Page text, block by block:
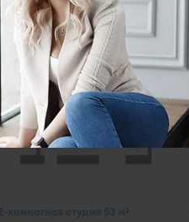
комнатная студия 53 м2